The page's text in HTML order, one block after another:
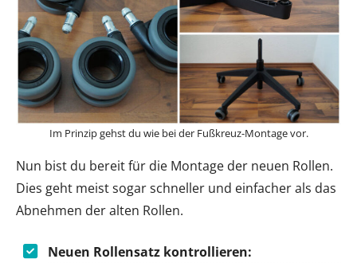
Im Prinzip gehst du wie bei der Fußkreuz-Montage vor.
Nun bist du bereit für die Montage der neuen Rollen.
Dies geht meist sogar schneller und einfacher als das
Abnehmen der alten Rollen.
Neuen Rollensatz kontrollieren: